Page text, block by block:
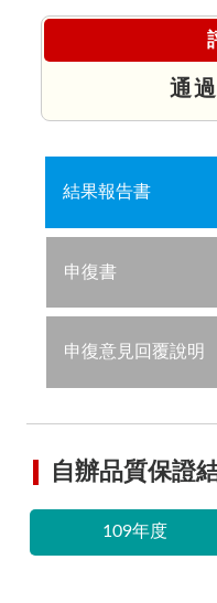
通
結果報告書
申復書
申復意見回覆說明
自辦品質保證
109年度